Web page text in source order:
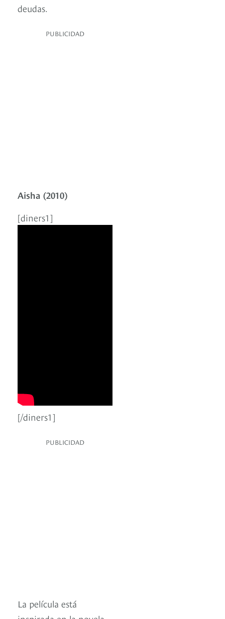
deudas.
PUBLICIDAD
Aisha (2010)
[diners1]
[/diners1]
PUBLICIDAD
La película está